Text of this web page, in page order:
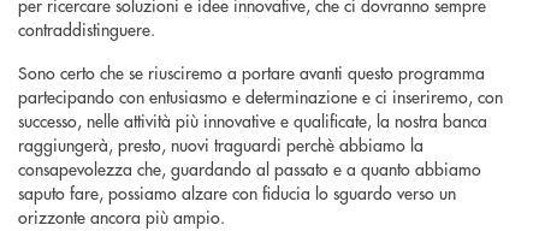
per ricercare soluzioni e idee innovative, che ci dovranno sempre
contraddistinguere.
Sono certo che se riusciremo a portare avanti questo programma
partecipando con entusiasmo e determinazione e ci inseriremo, con
successo, nelle attività più innovative e qualificate, la nostra banca
raggiungerà, presto, nuovi traguardi perchè abbiamo la
consapevolezza che, guardando al passato e a quanto abbiamo
saputo fare, possiamo alzare con fiducia lo sguardo verso un
orizzonte ancora più ampio.